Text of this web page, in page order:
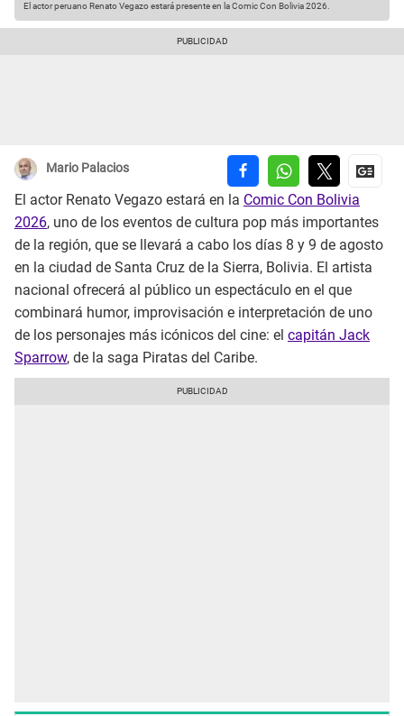
El actor peruano Renato Vegazo estará presente en la Comic Con Bolivia 2026.
Mario Palacios
El actor Renato Vegazo estará en la Comic Con Bolivia
2026, uno de los eventos de cultura pop más importantes
de la región, que se llevará a cabo los días 8 y 9 de agosto
en la ciudad de Santa Cruz de la Sierra, Bolivia. El artista
nacional ofrecerá al público un espectáculo en el que
combinará humor, improvisación e interpretación de uno
de los personajes más icónicos del cine: el capitán Jack
Sparrow, de la saga Piratas del Caribe.